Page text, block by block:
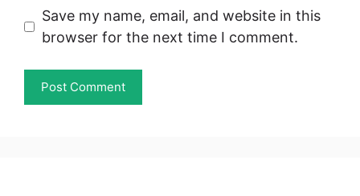
Save my name, email, and website in this
browser for the next time I comment.